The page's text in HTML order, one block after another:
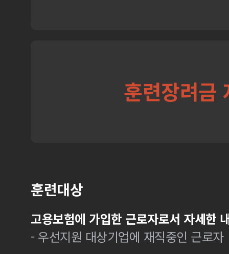
훈련장려금
훈련대상
고용보험에 가입한 근로자로서 자세한
- 우선지원 대상기업에 재직중인 근로자